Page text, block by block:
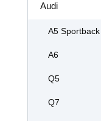
Audi
A5 Sportback
A6
Q5
Q7